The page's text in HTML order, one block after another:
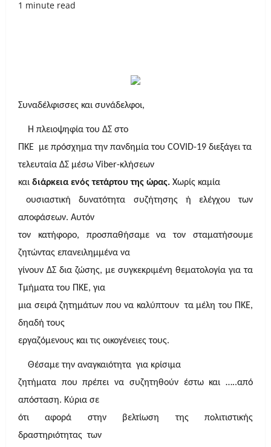
1 minute read
Συναδέλφισσες και συνάδελφοι,
Η πλειοψηφία του ΔΣ στο
ΠΚΕ με πρόσχημα την πανδημία του COVID-19 διεξάγει τα
τελευταία ΔΣ μέσω Viber-κλήσεων
και διάρκεια ενός τετάρτου της ώρας. Χωρίς καμία
ουσιαστική δυνατότητα συζήτησης ή ελέγχου των
αποφάσεων. Αυτόν
τον κατήφορο, προσπαθήσαμε να τον σταματήσουμε
ζητώντας επανειλημμένα να
γίνουν ΔΣ δια ζώσης, με συγκεκριμένη θεματολογία για τα
Τμήματα του ΠΚΕ, για
μια σειρά ζητημάτων που να καλύπτουν τα μέλη του ΠΚΕ,
δηαδή τους
εργαζόμενους και τις οικογένειες τους.
Θέσαμε την αναγκαιότητα για κρίσιμα
ζητήματα που πρέπει να συζητηθούν έστω και …..από
απόσταση. Κύρια σε
ότι αφορά στην βελτίωση της πολιτιστικής
δραστηριότητας των